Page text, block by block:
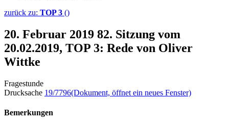
zurück zu: TOP 3 ()
20. Februar 2019 82. Sitzung vom
20.02.2019, TOP 3: Rede von Oliver
Wittke
Fragestunde
Drucksache 19/7796(Dokument, öffnet ein neues Fenster)
Bemerkungen